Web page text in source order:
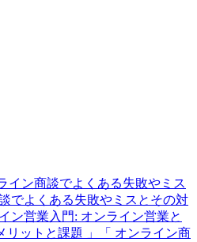
イン商談でよくある失敗やミス
でよくある失敗やミスとその対
ン営業入門: オンライン営業と
リットと課題 」「 オンライン商